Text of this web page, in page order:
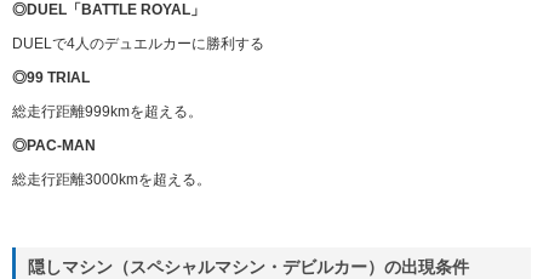
◎DUEL「BATTLE ROYAL」
DUELで4人のデュエルカーに勝利する
◎99 TRIAL
総走行距離999kmを超える。
◎PAC-MAN
総走行距離3000kmを超える。
隠しマシン（スペシャルマシン・デビルカー）の出現条件